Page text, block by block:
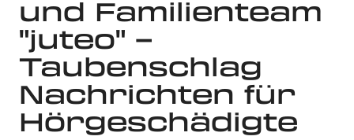
und Familienteam
"juteo" –
Taubenschlag
Nachrichten für
Hörgeschädigte